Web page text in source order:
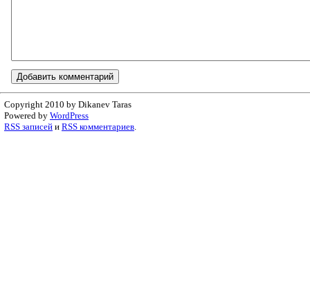
Copyright 2010 by Dikanev Taras
Powered by WordPress
RSS записей и RSS комментариев.